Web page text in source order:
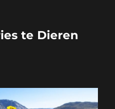
te Dieren